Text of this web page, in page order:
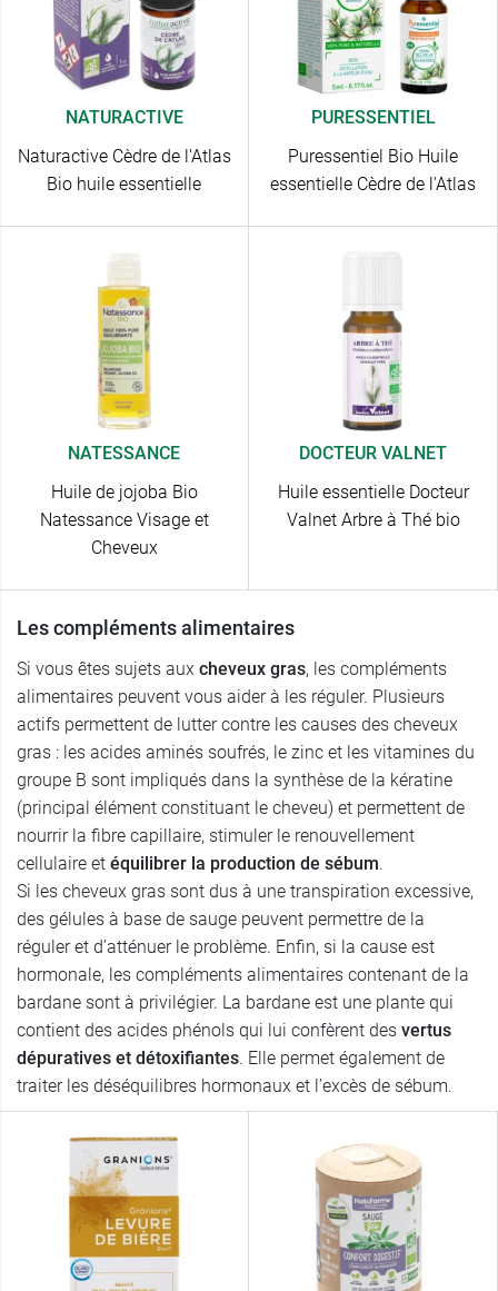
NATURACTIVE
Naturactive Cèdre de l'Atlas
Bio huile essentielle
PURESSENTIEL
Puressentiel Bio Huile
essentielle Cèdre de l'Atlas
NATESSANCE
Huile de jojoba Bio
Natessance Visage et
Cheveux
DOCTEUR VALNET
Huile essentielle Docteur
Valnet Arbre à Thé bio
Les compléments alimentaires
Si vous êtes sujets aux cheveux gras, les compléments
alimentaires peuvent vous aider à les réguler. Plusieurs
actifs permettent de lutter contre les causes des cheveux
gras : les acides aminés soufrés, le zinc et les vitamines du
groupe B sont impliqués dans la synthèse de la kératine
(principal élément constituant le cheveu) et permettent de
nourrir la fibre capillaire, stimuler le renouvellement
cellulaire et équilibrer la production de sébum.
Si les cheveux gras sont dus à une transpiration excessive,
des gélules à base de sauge peuvent permettre de la
réguler et d’atténuer le problème. Enfin, si la cause est
hormonale, les compléments alimentaires contenant de la
bardane sont à privilégier. La bardane est une plante qui
contient des acides phénols qui lui confèrent des vertus
dépuratives et détoxifiantes. Elle permet également de
traiter les déséquilibres hormonaux et l’excès de sébum.